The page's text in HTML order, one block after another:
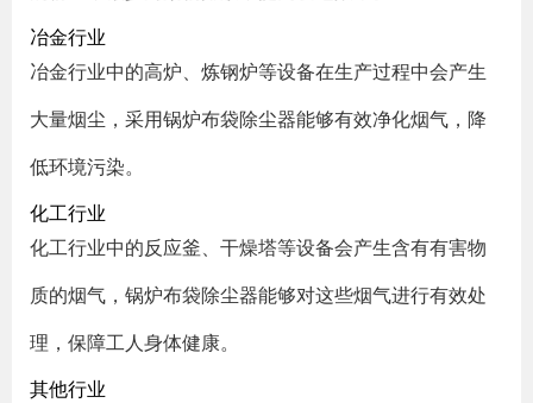
冶金行业
冶金行业中的高炉、炼钢炉等设备在生产过程中会产生
大量烟尘，采用锅炉布袋除尘器能够有效净化烟气，降
低环境污染。
化工行业
化工行业中的反应釜、干燥塔等设备会产生含有有害物
质的烟气，锅炉布袋除尘器能够对这些烟气进行有效处
理，保障工人身体健康。
其他行业